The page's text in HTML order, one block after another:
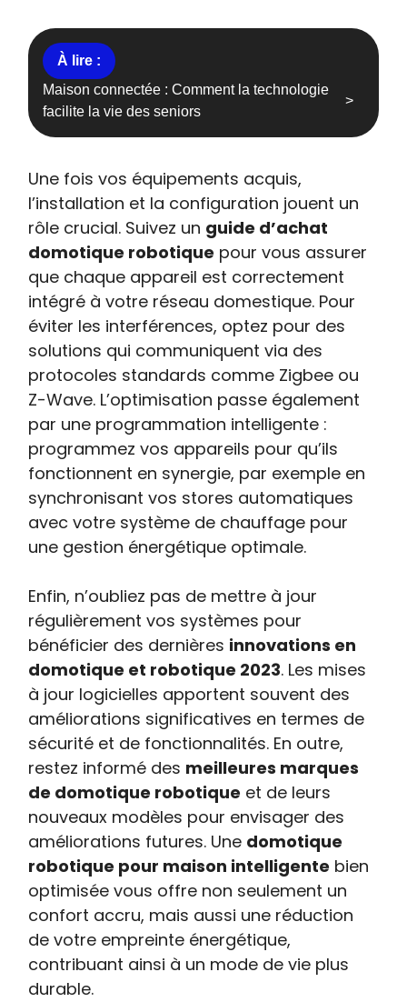
Maison connectée : Comment la technologie
facilite la vie des seniors
Une fois vos équipements acquis,
l’installation et la configuration jouent un
rôle crucial. Suivez un guide d’achat
domotique robotique pour vous assurer
que chaque appareil est correctement
intégré à votre réseau domestique. Pour
éviter les interférences, optez pour des
solutions qui communiquent via des
protocoles standards comme Zigbee ou
Z-Wave. L’optimisation passe également
par une programmation intelligente :
programmez vos appareils pour qu’ils
fonctionnent en synergie, par exemple en
synchronisant vos stores automatiques
avec votre système de chauffage pour
une gestion énergétique optimale.
Enfin, n’oubliez pas de mettre à jour
régulièrement vos systèmes pour
bénéficier des dernières innovations en
domotique et robotique 2023. Les mises
à jour logicielles apportent souvent des
améliorations significatives en termes de
sécurité et de fonctionnalités. En outre,
restez informé des meilleures marques
de domotique robotique et de leurs
nouveaux modèles pour envisager des
améliorations futures. Une domotique
robotique pour maison intelligente bien
optimisée vous offre non seulement un
confort accru, mais aussi une réduction
de votre empreinte énergétique,
contribuant ainsi à un mode de vie plus
durable.